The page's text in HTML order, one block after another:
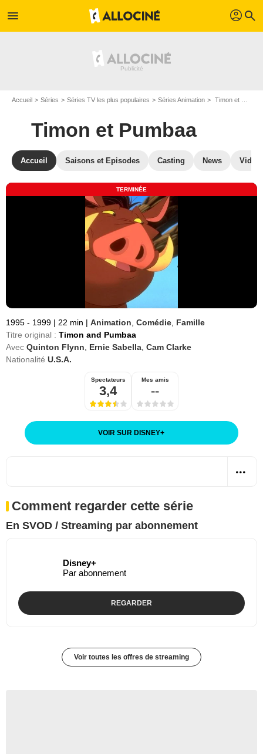
menu profil search
Accueil Séries Séries TV les plus populaires Séries Animation Timon et Pumbaa
Timon et Pumbaa
Accueil Saisons et Episodes Casting News
TERMINÉE
1995 - 1999 | 22 min | Animation Comédie Famille
Titre original : Timon and Pumbaa
Avec Quinton Flynn Ernie Sabella Cam Clarke
Nationalité U.S.A.
Spectateurs
3,4
Mes amis
--
VOIR SUR DISNEY+
Comment regarder cette série
En SVOD / Streaming par abonnement
Disney+
Par abonnement
REGARDER
Voir toutes les offres de streaming